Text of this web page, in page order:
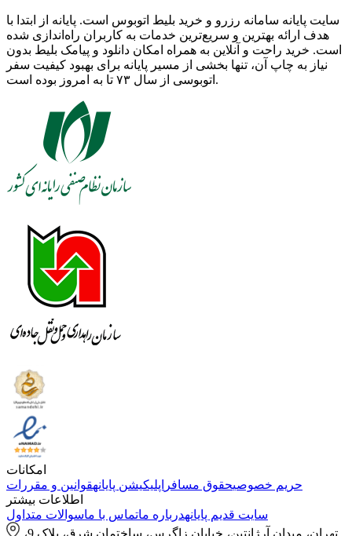
سایت پایانه سامانه رزرو و خرید بلیط اتوبوس است. پایانه از ابتدا با
هدف ارائه بهترین و سریع‌ترین خدمات به کاربران راه‌اندازی شده
است. خرید راحت و آنلاین به همراه امکان دانلود و پیامک بلیط بدون
نیاز به چاپ آن، تنها بخشی از مسیر پایانه برای بهبود کیفیت سفر
اتوبوسی از سال ۷۳ تا به امروز بوده است.
امکانات
حریم خصوصیحقوق مسافر اپلیکیشن پایانهقوانین و مقررات
اطلاعات بیشتر
سایت قدیم پایانهدرباره ماتماس با ماسوالات متداول